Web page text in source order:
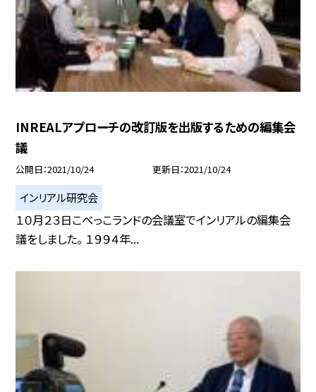
INREALアプローチの改訂版を出版するための編集会
議
公開日 2021/10/24 更新日 2021/10/24
インリアル研究会
１０月２３日こべっこランドの会議室でインリアルの編集会
議をしました。 １９９４年...